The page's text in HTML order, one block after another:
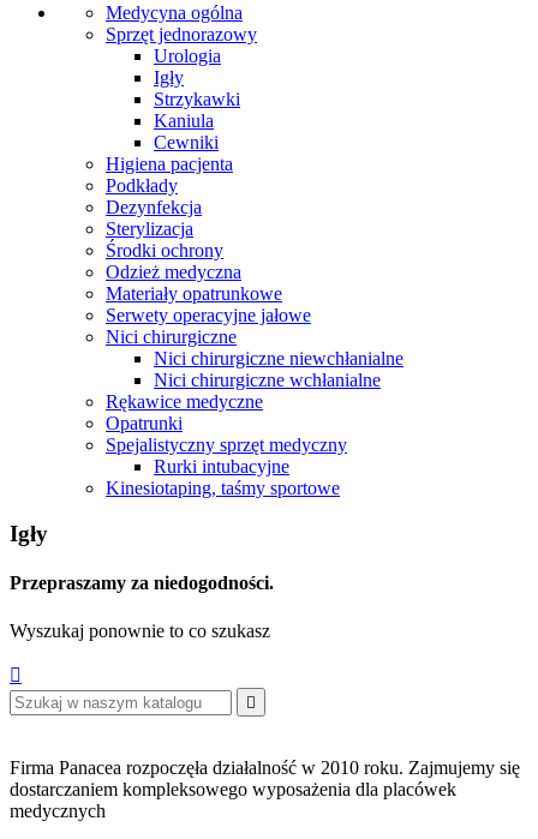
Medycyna ogólna
Sprzęt jednorazowy
Urologia
Igły
Strzykawki
Kaniula
Cewniki
Higiena pacjenta
Podkłady
Dezynfekcja
Sterylizacja
Środki ochrony
Odzież medyczna
Materiały opatrunkowe
Serwety operacyjne jałowe
Nici chirurgiczne
Nici chirurgiczne niewchłanialne
Nici chirurgiczne wchłanialne
Rękawice medyczne
Opatrunki
Spejalistyczny sprzęt medyczny
Rurki intubacyjne
Kinesiotaping, taśmy sportowe
Igły
Przepraszamy za niedogodności.
Wyszukaj ponownie to co szukasz


Firma Panacea rozpoczęła działalność w 2010 roku. Zajmujemy się
dostarczaniem kompleksowego wyposażenia dla placówek
medycznych